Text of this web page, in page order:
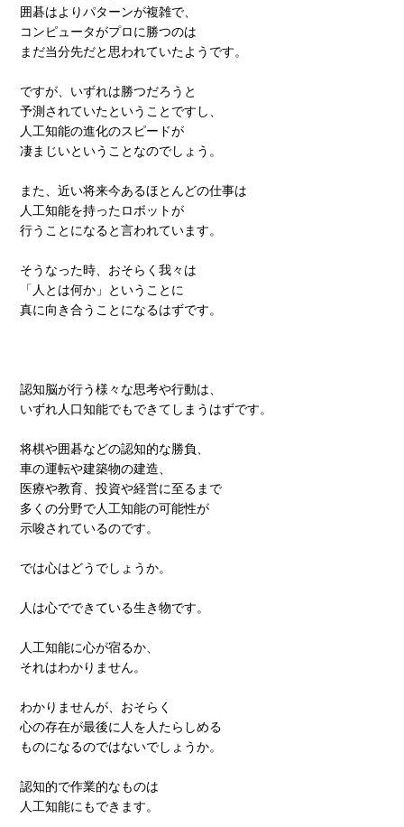
囲碁はよりパターンが複雑で、
コンピュータがプロに勝つのは
まだ当分先だと思われていたようです。
ですが、いずれは勝つだろうと
予測されていたということですし、
人工知能の進化のスピードが
凄まじいということなのでしょう。
また、近い将来今あるほとんどの仕事は
人工知能を持ったロボットが
行うことになると言われています。
そうなった時、おそらく我々は
「人とは何か」ということに
真に向き合うことになるはずです。
認知脳が行う様々な思考や行動は、
いずれ人口知能でもできてしまうはずです。
将棋や囲碁などの認知的な勝負、
車の運転や建築物の建造、
医療や教育、投資や経営に至るまで
多くの分野で人工知能の可能性が
示唆されているのです。
では心はどうでしょうか。
人は心でできている生き物です。
人工知能に心が宿るか、
それはわかりません。
わかりませんが、おそらく
心の存在が最後に人を人たらしめる
ものになるのではないでしょうか。
認知的で作業的なものは
人工知能にもできます。